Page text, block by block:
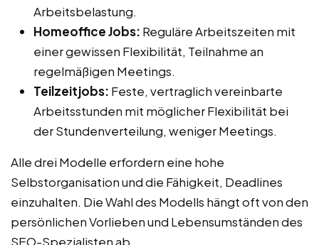
Arbeitsbelastung.
Homeoffice Jobs: Reguläre Arbeitszeiten mit
einer gewissen Flexibilität, Teilnahme an
regelmäßigen Meetings.
Teilzeitjobs: Feste, vertraglich vereinbarte
Arbeitsstunden mit möglicher Flexibilität bei
der Stundenverteilung, weniger Meetings.
Alle drei Modelle erfordern eine hohe
Selbstorganisation und die Fähigkeit, Deadlines
einzuhalten. Die Wahl des Modells hängt oft von den
persönlichen Vorlieben und Lebensumständen des
SEO-Spezialisten ab.